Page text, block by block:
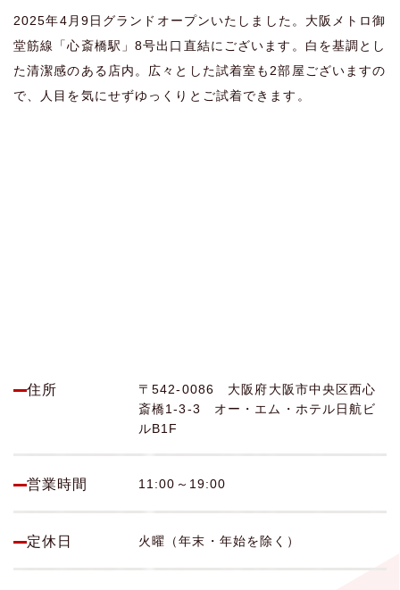
2025年4月9日グランドオープンいたしました。大阪メトロ御
堂筋線「心斎橋駅」8号出口直結にございます。白を基調とし
た清潔感のある店内。広々とした試着室も2部屋ございますの
で、人目を気にせずゆっくりとご試着できます。
住所
〒542-0086 大阪府大阪市中央区西心
斎橋1-3-3 オー・エム・ホテル日航ビ
ルB1F
営業時間 11:00～19:00
定休日 火曜（年末・年始を除く）